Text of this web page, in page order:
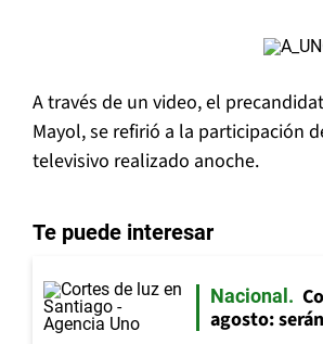
A través de un video, el
Mayol, se refirió a la participación
televisivo realizado anoche.
Te puede interesar
Nacional
agosto: